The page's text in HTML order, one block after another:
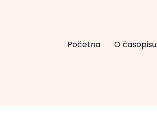
Početna O časopisu